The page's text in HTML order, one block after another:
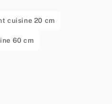
cuisine 20 cm
60 cm